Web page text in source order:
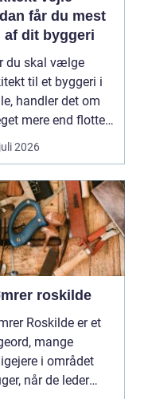
får du mest
af dit byggeri
du skal vælge
til et byggeri i
handler det om
mere end flotte
på p...
2026
roskilde
Roskilde er et
mange
i området
når de leder